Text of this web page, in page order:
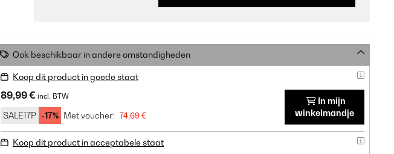
Ook beschikbaar in andere omstandigheden
Koop dit product in goede staat
89,99 € incl. BTW
SALE17P -17% Met voucher: 74,69 €
In mijn
winkelmandje
Koop dit product in acceptabele staat